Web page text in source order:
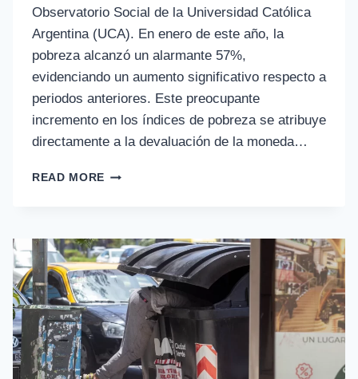
Observatorio Social de la Universidad Católica
Argentina (UCA). En enero de este año, la
pobreza alcanzó un alarmante 57%,
evidenciando un aumento significativo respecto a
periodos anteriores. Este preocupante
incremento en los índices de pobreza se atribuye
directamente a la devaluación de la moneda…
READ MORE